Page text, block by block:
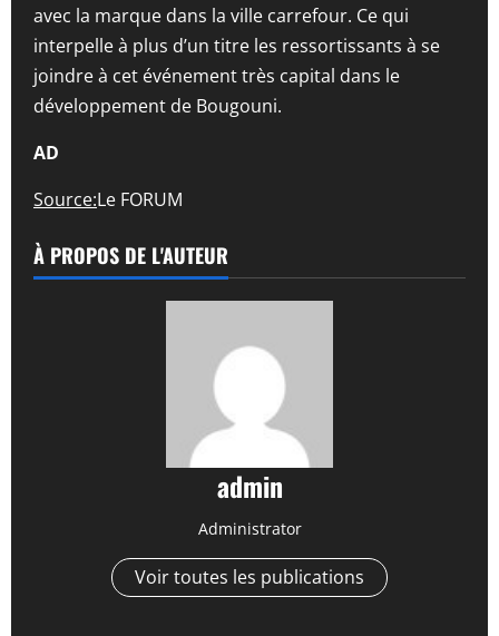
avec la marque dans la ville carrefour. Ce qui
interpelle à plus d’un titre les ressortissants à se
joindre à cet événement très capital dans le
développement de Bougouni.
AD
Source:Le FORUM
À PROPOS DE L'AUTEUR
admin
Administrator
Voir toutes les publications